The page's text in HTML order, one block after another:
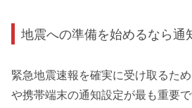
地震への準備を始めるなら通
緊急地震速報を確実に受け取るた
や携帯端末の通知設定が最も重要